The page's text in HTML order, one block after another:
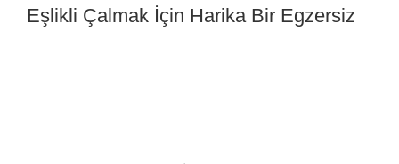
Eşlikli Çalmak İçin Harika Bir Egzersiz